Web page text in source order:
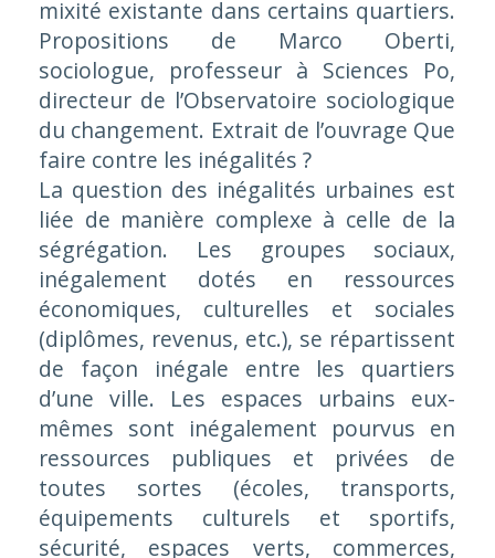
mixité existante dans certains quartiers.
Propositions de Marco Oberti,
sociologue, professeur à Sciences Po,
directeur de l’Observatoire sociologique
du changement. Extrait de l’ouvrage Que
faire contre les inégalités ?
La question des inégalités urbaines est
liée de manière complexe à celle de la
ségrégation. Les groupes sociaux,
inégalement dotés en ressources
économiques, culturelles et sociales
(diplômes, revenus, etc.), se répartissent
de façon inégale entre les quartiers
d’une ville. Les espaces urbains eux-
mêmes sont inégalement pourvus en
ressources publiques et privées de
toutes sortes (écoles, transports,
équipements culturels et sportifs,
sécurité, espaces verts, commerces,